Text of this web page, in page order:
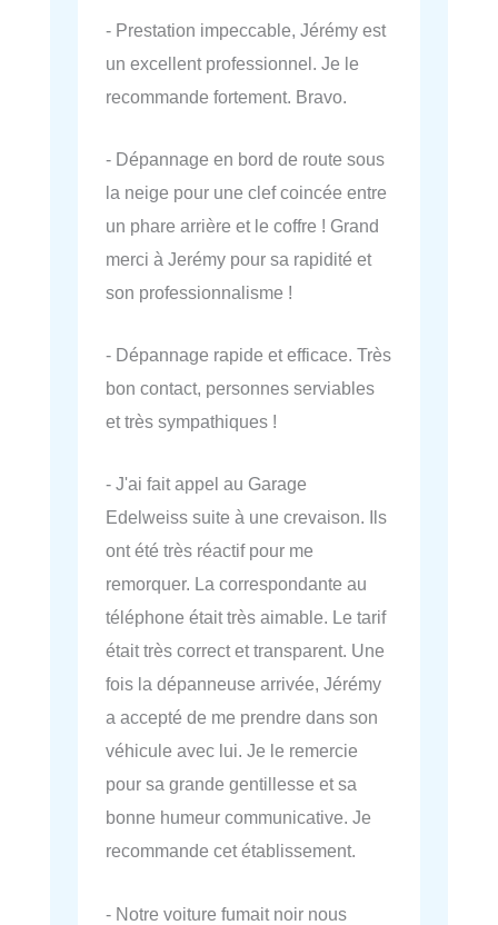
- Prestation impeccable, Jérémy est
un excellent professionnel. Je le
recommande fortement. Bravo.
- Dépannage en bord de route sous
la neige pour une clef coincée entre
un phare arrière et le coffre ! Grand
merci à Jerémy pour sa rapidité et
son professionnalisme !
- Dépannage rapide et efficace. Très
bon contact, personnes serviables
et très sympathiques !
- J'ai fait appel au Garage
Edelweiss suite à une crevaison. Ils
ont été très réactif pour me
remorquer. La correspondante au
téléphone était très aimable. Le tarif
était très correct et transparent. Une
fois la dépanneuse arrivée, Jérémy
a accepté de me prendre dans son
véhicule avec lui. Je le remercie
pour sa grande gentillesse et sa
bonne humeur communicative. Je
recommande cet établissement.
- Notre voiture fumait noir nous